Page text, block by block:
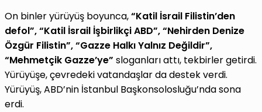
On binler yürüyüş boyunca,“Katil İsrail Filistin’den
defol”, “Katil İsrail İşbirlikçi ABD”, “Nehirden Denize
Özgür Filistin”, “Gazze Halkı Yalnız Değildir”,
“Mehmetçik Gazze’ye” sloganları attı, tekbirler getirdi.
Yürüyüşe, çevredeki vatandaşlar da destek verdi.
Yürüyüş, ABD’nin İstanbul Başkonsolosluğu’nda sona
erdi.